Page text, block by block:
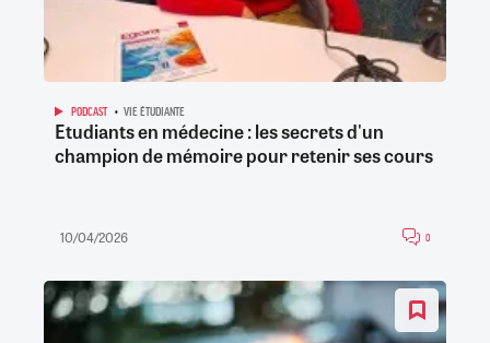
PODCAST VIE ÉTUDIANTE
Etudiants en médecine : les secrets d'un
champion de mémoire pour retenir ses cours
10/04/2026 0